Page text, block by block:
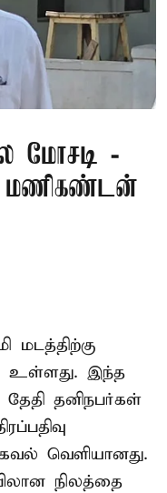
மோசடி -
மணிகண்டன்
மடத்திற்கு
உள்ளது. இந்த
தனிநபர்கள்
வெளியானது.
நிலத்தை